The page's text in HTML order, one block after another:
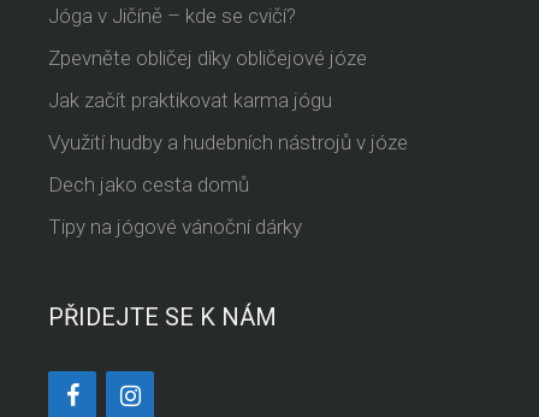
Jóga v Jičíně – kde se cvičí?
Zpevněte obličej díky obličejové józe
Jak začít praktikovat karma jógu
Využití hudby a hudebních nástrojů v józe
Dech jako cesta domů
Tipy na jógové vánoční dárky
PŘIDEJTE SE K NÁM